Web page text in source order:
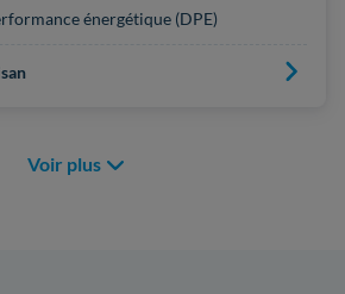
énergétique (DPE)
Voir plus